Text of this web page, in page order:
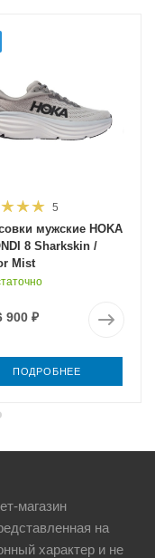
5
мужские HOKA
8 Sharkskin /
Mist
900 ₽
ПОДРОБНЕЕ
магазин
на
характер и не